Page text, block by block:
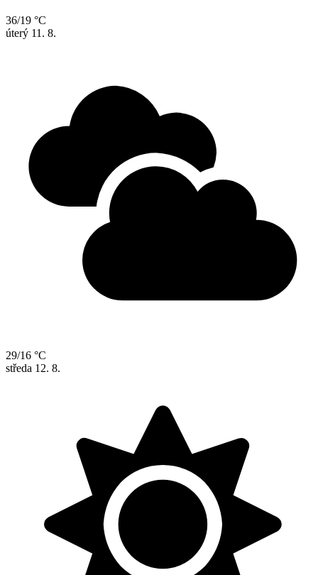
36/19 °C
úterý 11. 8.
29/16 °C
středa 12. 8.